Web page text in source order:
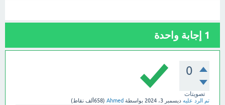
1 إجابة واحدة
0
تصويتات
تم الرد عليه ديسمبر 3، 2024 بواسطة Ahmed
(658ألف نقاط)